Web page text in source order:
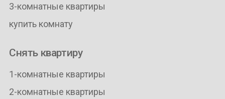
3-комнатные квартиры
купить комнату
Снять квартиру
1-комнатные квартиры
2-комнатные квартиры